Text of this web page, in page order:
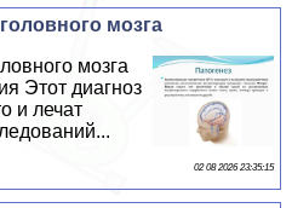
мозга
мозга
Этот диагноз
и лечат
02 08 2026 23:35:15